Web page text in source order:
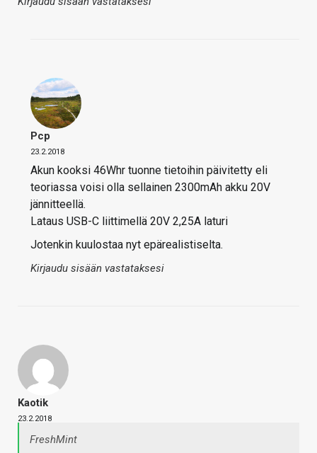
Pcp
23.2.2018
Akun kooksi 46Whr tuonne tietoihin päivitetty eli
teoriassa voisi olla sellainen 2300mAh akku 20V
jännitteellä.
Lataus USB-C liittimellä 20V 2,25A laturi
Jotenkin kuulostaa nyt epärealistiselta.
Kirjaudu sisään vastataksesi
Kaotik
23.2.2018
FreshMint